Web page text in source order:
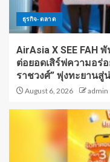
ธุรกิจ-ตลาด
AirAsia X SEE FAH
ต่อยอดเสิร์ฟความอร่
ราชวงศ์” พุ่งทะยานสู่
August 6, 2026 admin